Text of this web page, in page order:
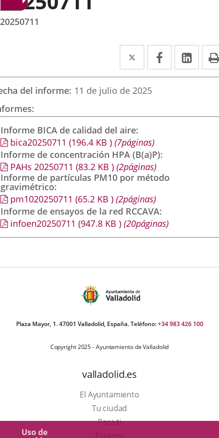
Uso de
20250711
Twitter
Enlace
a
una
externa.
Facebook
Enlace
a
externa.
a
del informe 11 de julio de 2025
Informe BICA de calidad del aire
bica20250711 (196.4 KB ) (7páginas)
Informe de concentración HPA (B(a)P)
PAHs 20250711 (83.2 KB ) (2páginas)
Informe de partículas PM10 por método
gravimétrico
pm1020250711 (65.2 KB ) (2páginas)
Informe de ensayos de la red RCCAVA
infoen20250711 (947.8 KB ) (20páginas)
Plaza Mayor, 1. 47001 Valladolid, España. Teléfono:+34 983 426 100
Copyright 2025 - Ayuntamiento de Valladolid
valladolid.es
El Ayuntamiento
Tu ciudad
Para ti